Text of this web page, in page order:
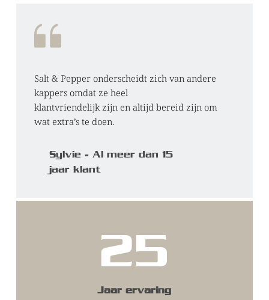
Salt & Pepper onderscheidt zich van andere
kappers omdat ze heel
klantvriendelijk zijn en altijd bereid zijn om
wat extra’s te doen.
Sylvie - Al meer dan 15
jaar klant
25
Jaar ervaring